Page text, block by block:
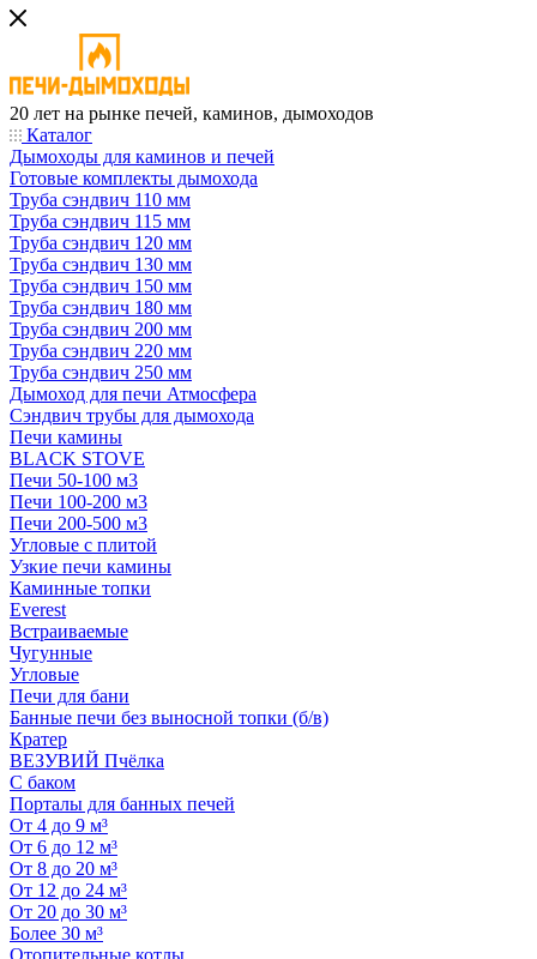
20 лет на рынке печей, каминов, дымоходов
Каталог
Дымоходы для каминов и печей
Готовые комплекты дымохода
Труба сэндвич 110 мм
Труба сэндвич 115 мм
Труба сэндвич 120 мм
Труба сэндвич 130 мм
Труба сэндвич 150 мм
Труба сэндвич 180 мм
Труба сэндвич 200 мм
Труба сэндвич 220 мм
Труба сэндвич 250 мм
Дымоход для печи Атмосфера
Сэндвич трубы для дымохода
Печи камины
BLACK STOVE
Печи 50-100 м3
Печи 100-200 м3
Печи 200-500 м3
Угловые с плитой
Узкие печи камины
Каминные топки
Everest
Встраиваемые
Чугунные
Угловые
Печи для бани
Банные печи без выносной топки (б/в)
Кратер
ВЕЗУВИЙ Пчёлка
С баком
Порталы для банных печей
От 4 до 9 м³
От 6 до 12 м³
От 8 до 20 м³
От 12 до 24 м³
От 20 до 30 м³
Более 30 м³
Отопительные котлы